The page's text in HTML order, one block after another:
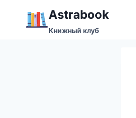
содержимому
Аstrabook
Книжный клуб